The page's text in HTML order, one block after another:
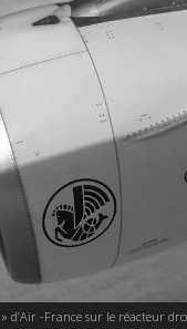
d’Air -France sur le réacteur